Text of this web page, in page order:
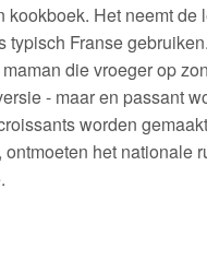
Het neemt de
typisch Franse
die vroeger op
- maar en passant
worden
het nationale